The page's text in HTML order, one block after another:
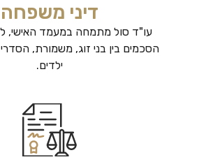
דיני משפחה
עו"ד סול מתמחה במעמד האישי,
הסכמים בין בני זוג, משמורת, הסדרי
ילדים.